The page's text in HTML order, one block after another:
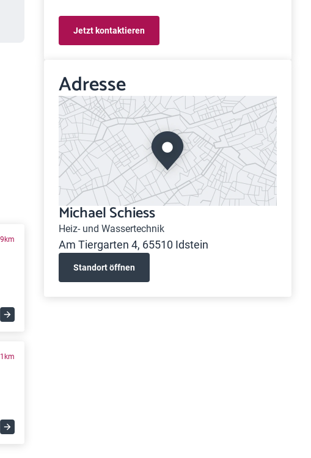
Jetzt kontaktieren
Adresse
Michael Schiess
Heiz- und Wassertechnik
Am Tiergarten 4, 65510 Idstein
Standort öffnen